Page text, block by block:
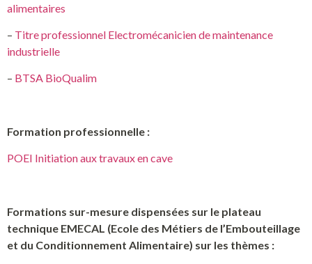
alimentaires
– Titre professionnel Electromécanicien de maintenance
industrielle
– BTSA BioQualim
Formation professionnelle :
POEI Initiation aux travaux en cave
Formations sur-mesure dispensées sur le plateau
technique EMECAL (Ecole des Métiers de l’Embouteillage
et du Conditionnement Alimentaire) sur les thèmes :